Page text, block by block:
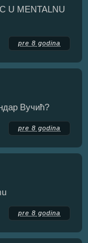
U MENTALNU
pre 8 godina
Вучић?
pre 8 godina
pre 8 godina